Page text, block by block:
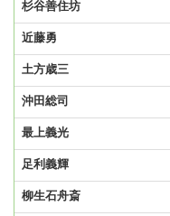
杉谷善住坊
近藤勇
土方歳三
沖田総司
最上義光
足利義輝
柳生石舟斎